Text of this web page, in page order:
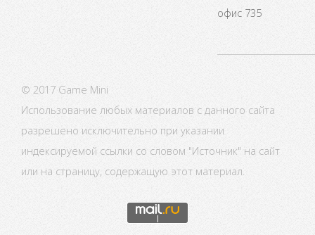
офис 735
© 2017 Game Mini
Использование любых материалов с данного сайта
разрешено исключительно при указании
индексируемой ссылки со словом "Источник" на сайт
или на страницу, содержащую этот материал.